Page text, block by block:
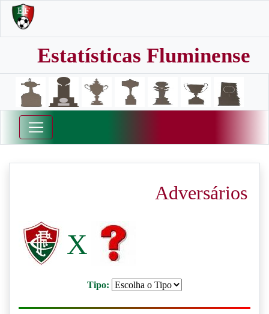
Estatísticas Fluminense
Adversários
X
Tipo: